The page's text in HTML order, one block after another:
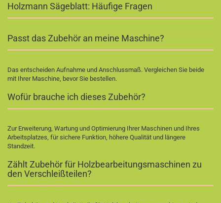
Holzmann Sägeblatt: Häufige Fragen
Passt das Zubehör an meine Maschine?
Das entscheiden Aufnahme und Anschlussmaß. Vergleichen Sie beide
mit Ihrer Maschine, bevor Sie bestellen.
Wofür brauche ich dieses Zubehör?
Zur Erweiterung, Wartung und Optimierung Ihrer Maschinen und Ihres
Arbeitsplatzes, für sichere Funktion, höhere Qualität und längere
Standzeit.
Zählt Zubehör für Holzbearbeitungsmaschinen zu
den Verschleißteilen?